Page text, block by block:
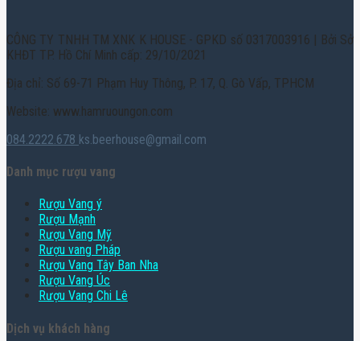
CÔNG TY TNHH TM XNK K HOUSE - GPKD số 0317003916 | Bởi Sở
KHĐT TP. Hồ Chí Minh cấp: 29/10/2021
Địa chỉ: Số 69-71 Phạm Huy Thông, P. 17, Q. Gò Vấp, TPHCM
Website: www.hamruoungon.com
084.2222.678 ks.beerhouse@gmail.com
Danh mục rượu vang
Rượu Vang ý
Rượu Mạnh
Rượu Vang Mỹ
Rượu vang Pháp
Rượu Vang Tây Ban Nha
Rượu Vang Úc
Rượu Vang Chi Lê
Dịch vụ khách hàng